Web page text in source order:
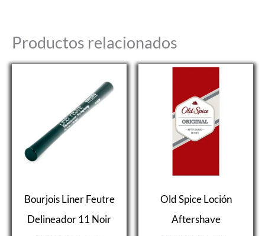
Productos relacionados
Bourjois Liner Feutre
Delineador 11 Noir
Old Spice Loción
Aftershave